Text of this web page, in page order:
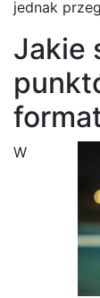
jednak
Jakie
W